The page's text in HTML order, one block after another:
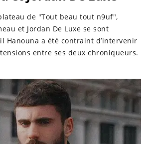
de "Tout beau tout n9uf",
et Jordan De Luxe se sont
Hanouna a été contraint d’intervenir
entre ses deux chroniqueurs.